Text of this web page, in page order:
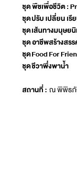
ชุด พืชเพื่อชีวิต :
ชุด ปรับ เปลี่ยน เ
ชุด เส้นทางมนุษย
ชุด อาชีพสร้างสร
ชุด Food For
ชุด ชีวาพึ่งพาน้ำ
สถานที่ : ณ พิพิธภั